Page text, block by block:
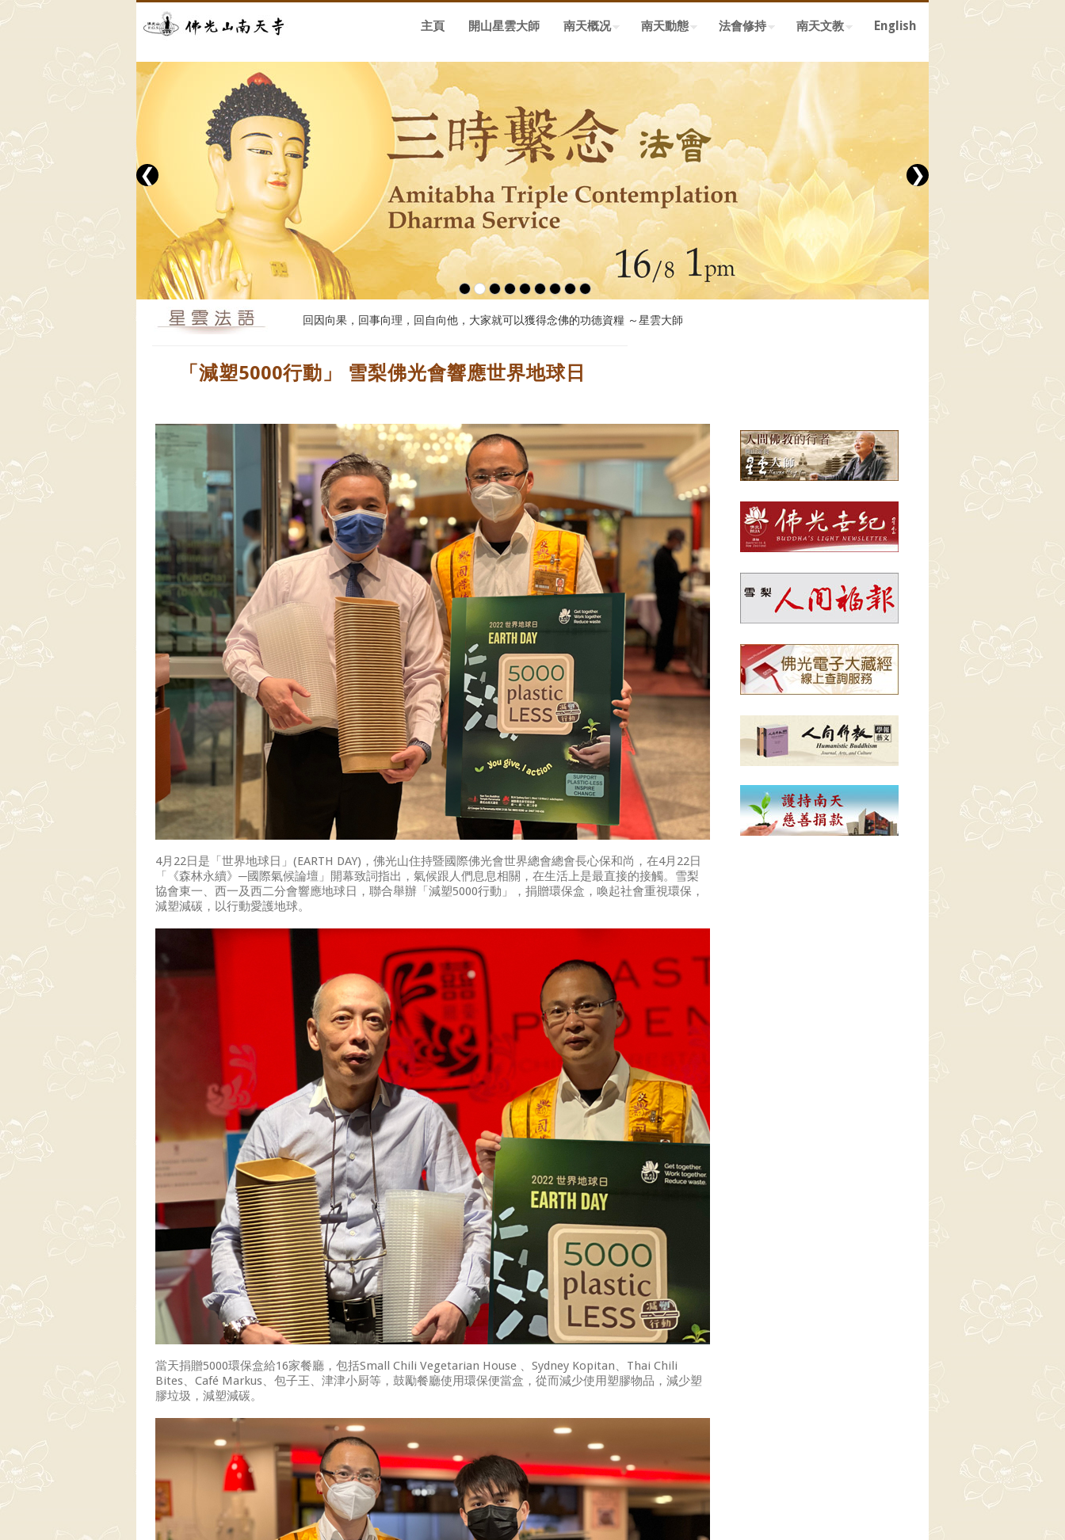
主頁 開山星雲大師 南天概况 南天動態 法會修持 南天文教 English
❮ ❯
回因向果，回事向理，回自向他，大家就可以獲得念佛的功德資糧 ～星雲大師
「減塑5000行動」 雪梨佛光會響應世界地球日
4月22日是「世界地球日」(EARTH DAY)，佛光山住持暨國際佛光會世界總會總會長心保和尚，在4月22日
「《森林永續》─國際氣候論壇」開幕致詞指出，氣候跟人們息息相關，在生活上是最直接的接觸。雪梨
協會東一、西一及西二分會響應地球日，聯合舉辦「減塑5000行動」，捐贈環保盒，喚起社會重視環保，
減塑減碳，以行動愛護地球。
當天捐贈5000環保盒給16家餐廳，包括Small Chili Vegetarian House 、Sydney Kopitan、Thai Chili
Bites、Café Markus、包子王、津津小厨等，鼓勵餐廳使用環保便當盒，從而減少使用塑膠物品，減少塑
膠垃圾，減塑減碳。